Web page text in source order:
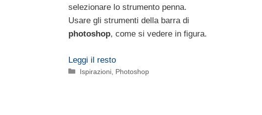
selezionare lo strumento penna.
Usare gli strumenti della barra di
photoshop, come si vedere in figura.
Leggi il resto
Categorie
Ispirazioni, Photoshop